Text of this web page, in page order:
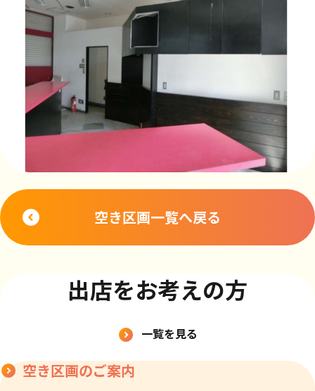
空き区画一覧へ戻る
出店をお考えの方
一覧を見る
空き区画のご案内